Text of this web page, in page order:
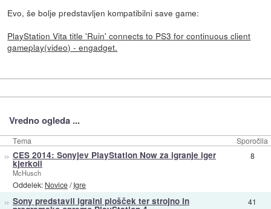
Evo, še bolje predstavljen kompatibilni save game:
PlayStation Vita title 'Ruin' connects to PS3 for continuous client
gameplay(video) - engadget.
Vredno ogleda ...
Tema Sporočila
» CES 2014: Sonyjev PlayStation Now za igranje iger
kjerkoli
McHusch
Oddelek: Novice/Igre
8
» Sony predstavil igralni plošček ter strojno in 41